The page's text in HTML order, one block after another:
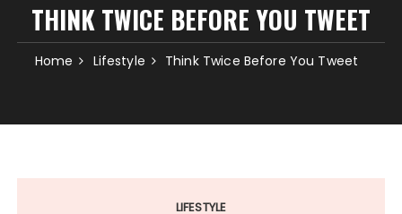
THINK TWICE BEFORE YOU TWEET
Home Lifestyle Think Twice Before You Tweet
LIFESTYLE